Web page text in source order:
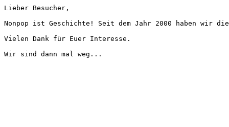
Lieber Besucher,
Nonpop ist Geschichte! Seit dem Jahr 2000 haben wir
Vielen Dank für Euer Interesse.
Wir sind dann mal weg...